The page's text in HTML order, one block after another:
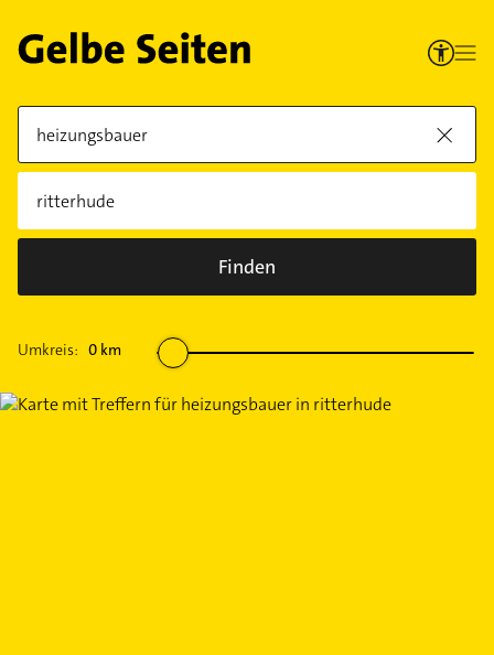
Finden
Umkreis: 0 km